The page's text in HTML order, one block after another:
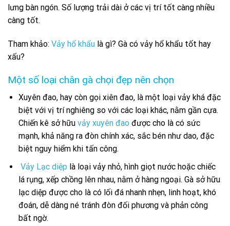
lưng bàn ngón. Số lượng trải dài ở các vị trí tốt càng nhiều
càng tốt.
Tham khảo: Vảy hổ khẩu là gì? Gà có vảy hổ khẩu tốt hay
xấu?
Một số loại chân gà chọi đẹp nên chọn
Xuyên đao, hay còn gọi xiên đao, là một loại vảy khá đặc
biệt với vị trí nghiêng so với các loại khác, nằm gần cựa.
Chiến kê sở hữu vảy xuyên đaođược cho là có sức
mạnh, khả năng ra đòn chính xác, sắc bén như dao, đặc
biệt nguy hiểm khi tấn công.
Vảy Lạc diệp là loại vảy nhỏ, hình giọt nước hoặc chiếc
lá rụng, xếp chồng lên nhau, nằm ở hàng ngoại. Gà sở hữu
lạc diệp được cho là có lối đá nhanh nhẹn, linh hoạt, khó
đoán, dễ dàng né tránh đòn đối phương và phản công
bất ngờ.